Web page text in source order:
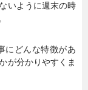
いように週末の時
にどんな特徴があ
が分かりやすくま